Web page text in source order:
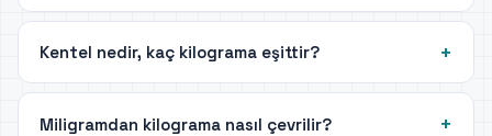
Kentel nedir, kaç kilograma eşittir?
Miligramdan kilograma nasıl çevrilir?